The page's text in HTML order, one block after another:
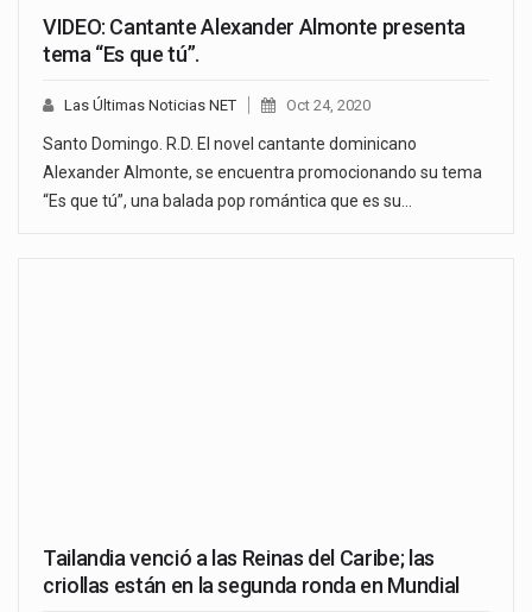
VIDEO: Cantante Alexander Almonte presenta
tema “Es que tú”.
Las Últimas Noticias NET Oct 24, 2020
Santo Domingo. R.D. El novel cantante dominicano
Alexander Almonte, se encuentra promocionando su tema
“Es que tú”, una balada pop romántica que es su…
Tailandia venció a las Reinas del Caribe; las
criollas están en la segunda ronda en Mundial